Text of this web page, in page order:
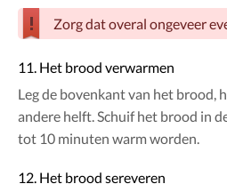
Zorg dat overal ongeveer
11. Het brood verwarmen
Leg de bovenkant van het brood,
andere helft. Schuif het brood in
tot 10 minuten warm worden.
12. Het brood sereveren